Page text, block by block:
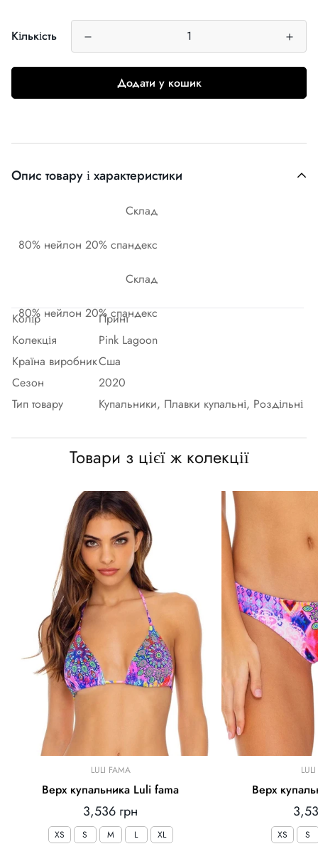
Кількість
Додати у кошик
Опис товару і характеристики
Склад
80% нейлон 20% спандекс
Склад
80% нейлон 20% спандекс
Колір
Принт
Колекція
Pink Lagoon
Країна виробникСша
Сезон
2020
Тип товару
Купальники, Плавки купальні, Роздільні
Товари з цієї ж колекції
LULI FAMA
Верх купальника Luli fama
Звичайна
ціна
3,536 грн
XS S M L XL
Верх
ціна
XS S